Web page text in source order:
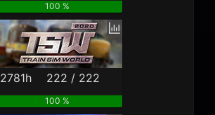
100 %
2781h 222 / 222
100 %